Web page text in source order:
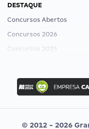
DESTAQUE
Concursos Abertos
Concursos 2026
Concursos 2025
Concurso Ibama
Concurso MPU
Editais publicados
© 2012 - 2026